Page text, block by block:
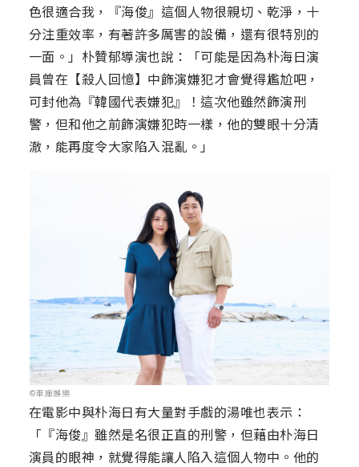
色很適合我，『海俊』這個人物很親切、乾淨，十
分注重效率，有著許多厲害的設備，還有很特別的
一面。」朴贊郁導演也說：「可能是因為朴海日演
員曾在【殺人回憶】中飾演嫌犯才會覺得尷尬吧，
可封他為『韓國代表嫌犯』！這次他雖然飾演刑
警，但和他之前飾演嫌犯時一樣，他的雙眼十分清
澈，能再度令大家陷入混亂。」
©車庫娛樂
在電影中與朴海日有大量對手戲的湯唯也表示：
「『海俊』雖然是名很正直的刑警，但藉由朴海日
演員的眼神，就覺得能讓人陷入這個人物中。他的